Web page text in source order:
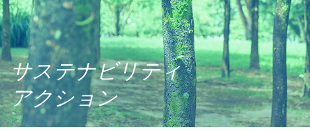
TOP
電車に乗る
暮らす
企業概要
役員・執行役員
組織図
業績・財務情報
サステナビリティ
アクション